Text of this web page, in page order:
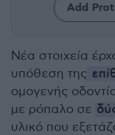
Add
Νέα στοιχεία
υπόθεση της
ομογενής
με ρόπαλο σε
υλικό που